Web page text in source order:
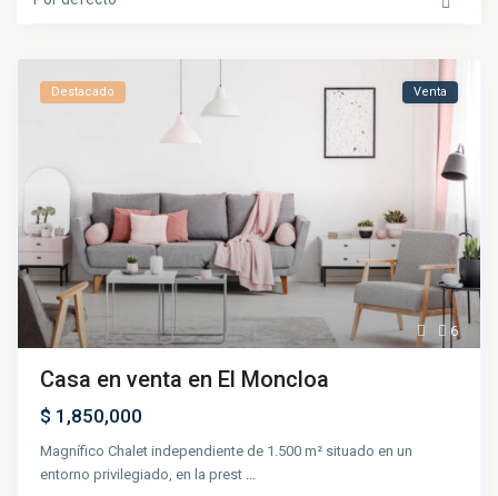
6
Destacado Venta
Casa en venta en El Moncloa
$ 1,850,000
Magnífico Chalet independiente de 1.500 m² situado en un
entorno privilegiado, en la prest